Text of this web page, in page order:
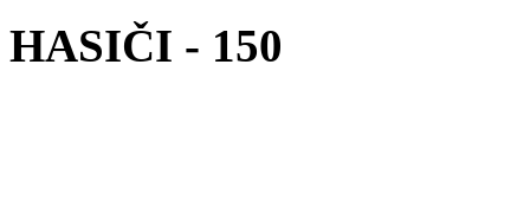
HASIČI - 150